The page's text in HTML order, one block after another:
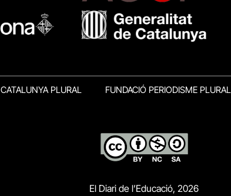
CATALUNYA PLURAL FUNDACIÓ PERIODISME PLURAL
El Diari de l’Educació, 2026